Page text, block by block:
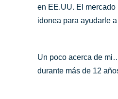
en EE.UU. El
idonea para ayudarle
Un poco acerca de
durante más de 12